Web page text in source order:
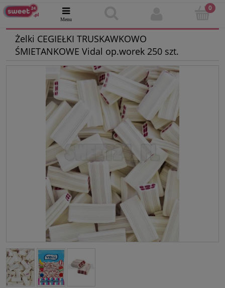
Żelki CEGIEŁKI TRUSKAWKOWO
ŚMIETANKOWE Vidal op.worek 250 szt.